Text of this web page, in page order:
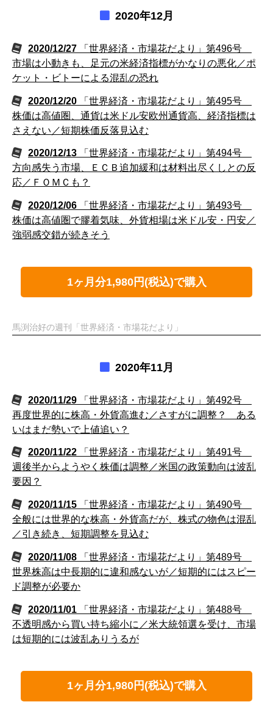
2020年12月
2020/12/27
「世界経済・市場花だより」第496号
市場は小動きも、足元の米経済指標がかなりの悪化／ポ
ケット・ビトーによる混乱の恐れ
2020/12/20
「世界経済・市場花だより」第495号
株価は高値圏、通貨は米ドル安欧州通貨高、経済指標は
さえない／短期株価反落見込む
2020/12/13
「世界経済・市場花だより」第494号
方向感失う市場、ＥＣＢ追加緩和は材料出尽くしとの反
応／ＦＯＭＣも？
2020/12/06
「世界経済・市場花だより」第493号
株価は高値圏で膠着気味、外貨相場は米ドル安・円安／
強弱感交錯が続きそう
1ヶ月分1,980円(税込)で購入
馬渕治好の週刊「世界経済・市場花だより」
2020年11月
2020/11/29
「世界経済・市場花だより」第492号
再度世界的に株高・外貨高進む／さすがに調整？ ある
いはまだ勢いで上値追い？
2020/11/22
「世界経済・市場花だより」第491号
週後半からようやく株価は調整／米国の政策動向は波乱
要因？
2020/11/15
「世界経済・市場花だより」第490号
全般には世界的な株高・外貨高だが、株式の物色は混乱
／引き続き、短期調整を見込む
2020/11/08
「世界経済・市場花だより」第489号
世界株高は中長期的に違和感ないが／短期的にはスピー
ド調整が必要か
2020/11/01
「世界経済・市場花だより」第488号
不透明感から買い持ち縮小に／米大統領選を受け、市場
は短期的には波乱ありうるが
1ヶ月分1,980円(税込)で購入